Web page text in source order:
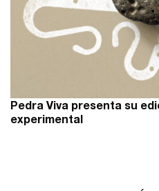
Pedra Viva presenta su
experimental